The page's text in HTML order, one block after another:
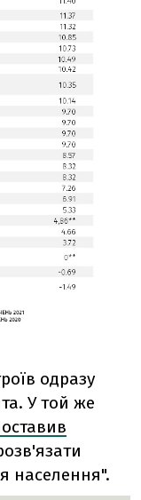
одразу
У той же
населення".